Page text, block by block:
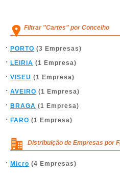
Filtrar "Cartes" por Concelho
PORTO (3 Empresas)
LEIRIA (1 Empresa)
VISEU (1 Empresa)
AVEIRO (1 Empresa)
BRAGA (1 Empresa)
FARO (1 Empresa)
Distribuição de Empresas por
Micro (4 Empresas)